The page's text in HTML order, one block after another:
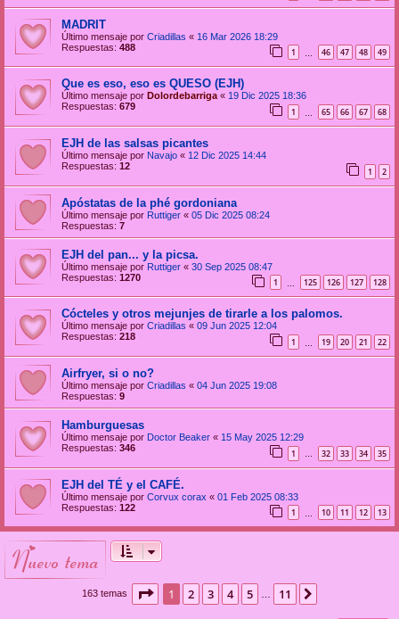
MADRIT
Último mensaje por Criadillas « 16 Mar 2026 18:29
Respuestas: 488 1 46 47 48 49
Que es eso, eso es QUESO (EJH)
Último mensaje por Dolordebarriga« 19 Dic 2025 18:36
Respuestas: 679 1 65 66 67 68
EJH de las salsas picantes
Último mensaje por Navajo « 12 Dic 2025 14:44
Respuestas: 12 1 2
Apóstatas de la phé gordoniana
Último mensaje por Ruttiger « 05 Dic 2025 08:24
Respuestas: 7
EJH del pan... y la picsa.
Último mensaje por Ruttiger « 30 Sep 2025 08:47
Respuestas: 1270 1 125 126 127 128
Cócteles y otros mejunjes de tirarle a los palomos.
Último mensaje por Criadillas « 09 Jun 2025 12:04
Respuestas: 218 1 19 20 21 22
Airfryer, si o no?
Último mensaje por Criadillas « 04 Jun 2025 19:08
Respuestas: 9
Hamburguesas
Último mensaje por Doctor Beaker « 15 May 2025 12:29
Respuestas: 346 1 … 32 33 34 35
EJH del TÉ y el CAFÉ.
Último mensaje por Corvux corax « 01 Feb 2025 08:33
Respuestas: 122 1 10 11 12 13
nuevo tema
163 temas Página de 11
1 2 3 4 5 11